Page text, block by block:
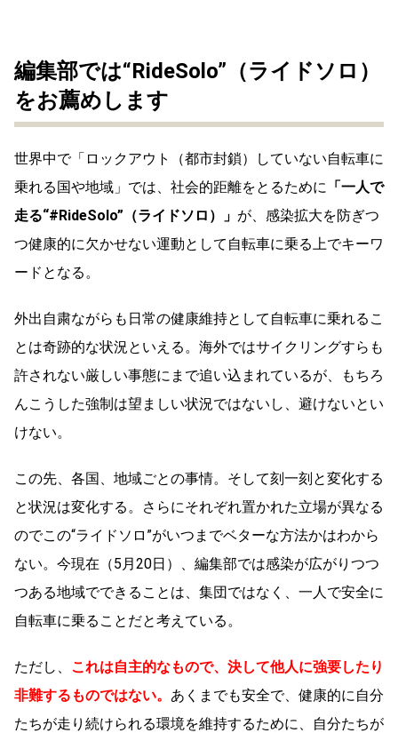
編集部では“RideSolo”（ライドソロ）
をお薦めします
世界中で「ロックアウト（都市封鎖）していない自転車に
乗れる国や地域」では、社会的距離をとるために 「一人で
走る“#RideSolo”（ライドソロ）」 が、感染拡大を防ぎつ
つ健康的に欠かせない運動として自転車に乗る上でキーワ
ードとなる。
外出自粛ながらも日常の健康維持として自転車に乗れるこ
とは奇跡的な状況といえる。海外ではサイクリングすらも
許されない厳しい事態にまで追い込まれているが、もちろ
んこうした強制は望ましい状況ではないし、避けないとい
けない。
この先、各国、地域ごとの事情。そして刻一刻と変化する
と状況は変化する。さらにそれぞれ置かれた立場が異なる
のでこの“ライドソロ”がいつまでベターな方法かはわから
ない。今現在（5月20日）、編集部では感染が広がりつつ
つある地域でできることは、集団ではなく、一人で安全に
自転車に乗ることだと考えている。
ただし、 これは自主的なもので、決して他人に強要したり
非難するものではない。 あくまでも安全で、健康的に自分
たちが走り続けられる環境を維持するために、自分たちが